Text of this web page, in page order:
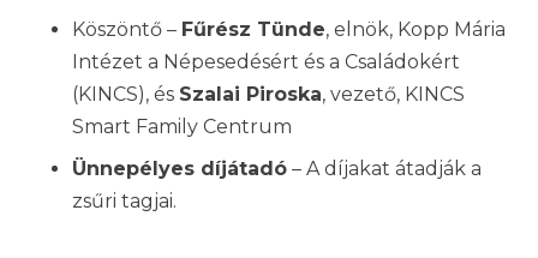
Köszöntő – Fűrész Tünde, elnök, Kopp Mária
Intézet a Népesedésért és a Családokért
(KINCS), és Szalai Piroska, vezető, KINCS
Smart Family Centrum
Ünnepélyes díjátadó – A díjakat átadják a
zsűri tagjai.